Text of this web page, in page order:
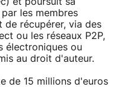
les membres
de récupérer, via des
ou les réseaux P2P,
électroniques ou
au droit d'auteur.
de 15 millions d'euros